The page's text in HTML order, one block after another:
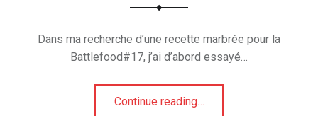
Dans ma recherche d’une recette marbrée pour la
Battlefood#17, j’ai d’abord essayé…
Continue reading“Blondie au chocolat blanc et framboises”
…